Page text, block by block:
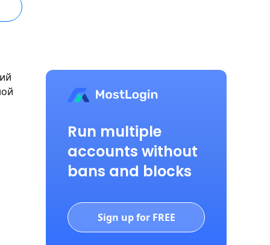
Run multiple
accounts without
bans and blocks
Sign up for FREE